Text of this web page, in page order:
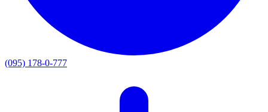
(095) 178-0-777